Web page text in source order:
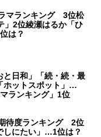
マランキング 3位松
」2位綾瀬はるか「ひ
は？
と日和」「続・続・最
ホットスポット」…
ランキング」1位
待度ランキング 2位
しにたい」…1位は？